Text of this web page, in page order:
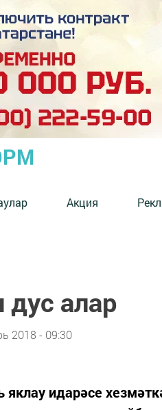
Акция
дус алар
2018 - 09:30
идарәсе